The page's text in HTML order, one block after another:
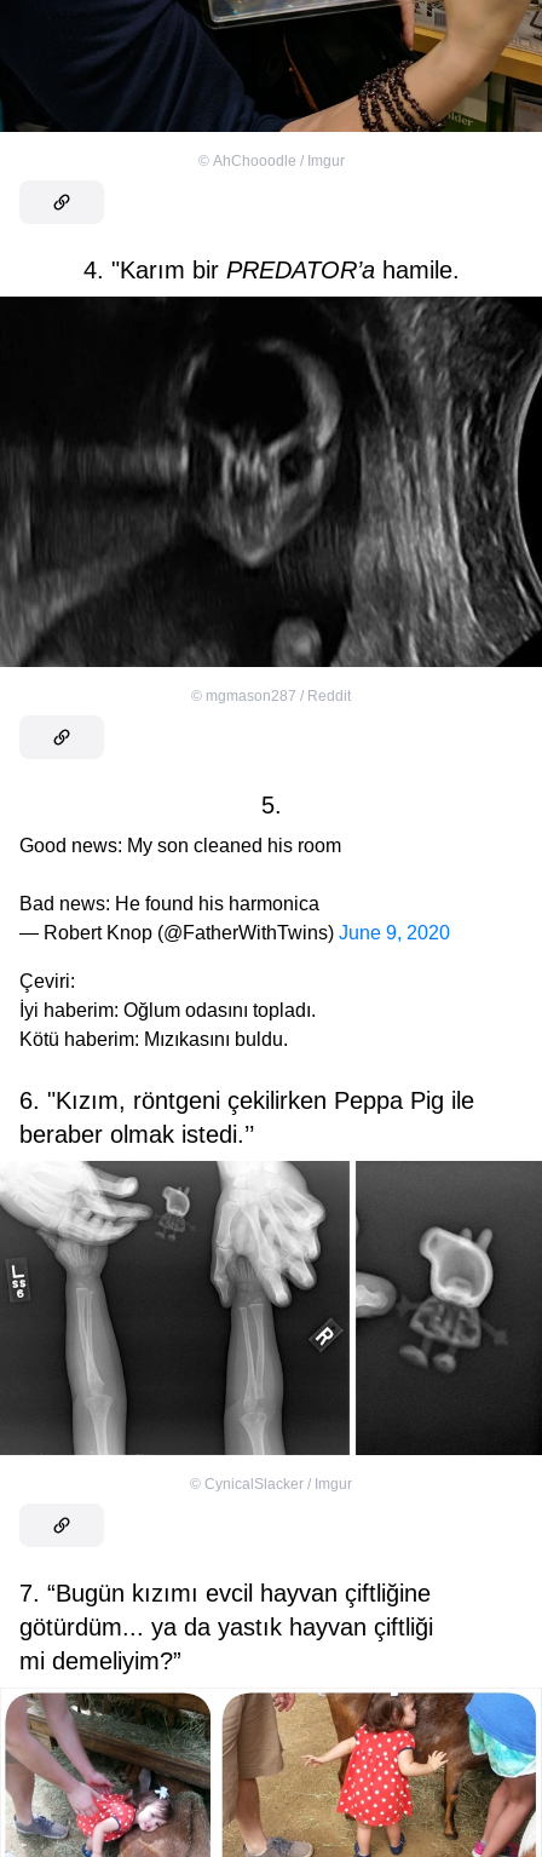
© AhChooodle / Imgur
4. "Karım birPREDATOR’ahamile.
© mgmason287 / Reddit
5.
Good news: My son cleaned his room
Bad news: He found his harmonica
— Robert Knop (@FatherWithTwins) June 9, 2020
Çeviri:
İyi haberim: Oğlum odasını topladı.
Kötü haberim: Mızıkasını buldu.
6. "Kızım, röntgeni çekilirken Peppa Pig ile
beraber olmak istedi.’’
© CynicalSlacker / Imgur
7. “Bugün kızımı evcil hayvan çiftliğine
götürdüm... ya da yastık hayvan çiftliği
mi demeliyim?”